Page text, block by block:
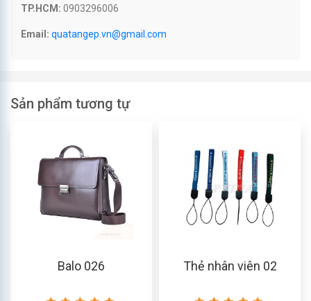
TP.HCM: 0903296006
Email: quatangep.vn@gmail.com
Sản phẩm tương tự
Balo 026 Thẻ nhân viên 02